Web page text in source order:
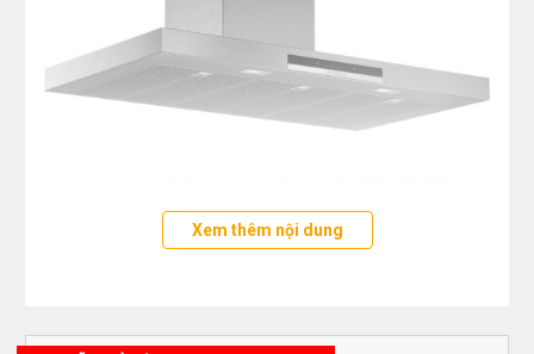
90 cm thích hợp với những không gian nhà bếp có diện
tích rộng. Công suất hút mùi lớn (604 m3
Xem thêm nội dung